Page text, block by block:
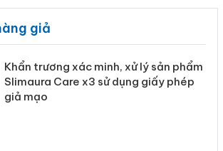
giả
Khẩn trương xác minh, xử lý sản phẩm
Slimaura Care x3 sử dụng giấy phép
giả mạo